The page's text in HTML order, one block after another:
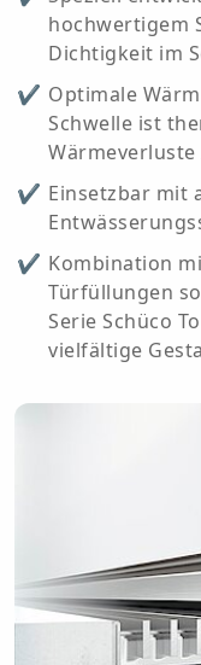
hochwertigem
Dichtigkeit im
Optimale
Schwelle ist
Einsetzbar mit
Kombination
Türfüllungen
Serie Schüco
vielfältige